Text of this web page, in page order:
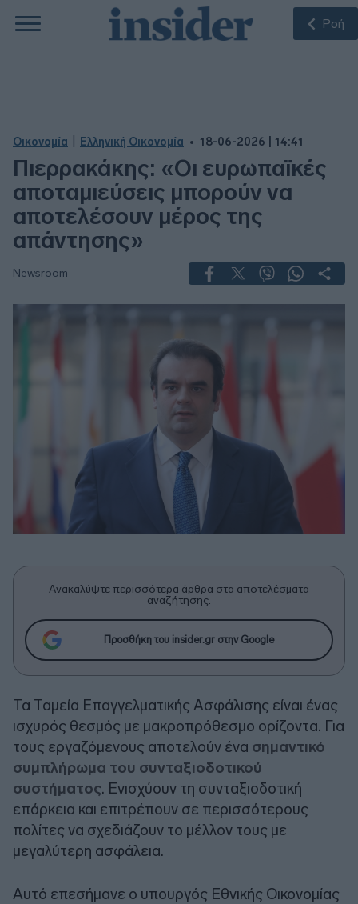
Ροή
Οικονομία Ελληνική Οικονομία 18-06-2026 | 14:41
Πιερρακάκης: «Οι ευρωπαϊκές
αποταμιεύσεις μπορούν να
αποτελέσουν μέρος της
απάντησης»
Newsroom
Ανακαλύψτε περισσότερα άρθρα στα αποτελέσματα
αναζήτησης.
Προσθήκη του insider.gr στην Google
Τα Ταμεία Επαγγελματικής Ασφάλισης είναι ένας
ισχυρός θεσμός με μακροπρόθεσμο ορίζοντα. Για
τους εργαζόμενους αποτελούν ένα σημαντικό
συμπλήρωμα του συνταξιοδοτικού
συστήματος. Ενισχύουν τη συνταξιοδοτική
επάρκεια και επιτρέπουν σε περισσότερους
πολίτες να σχεδιάζουν το μέλλον τους με
μεγαλύτερη ασφάλεια.
Αυτό επεσήμανε ο υπουργός Εθνικής Οικονομίας